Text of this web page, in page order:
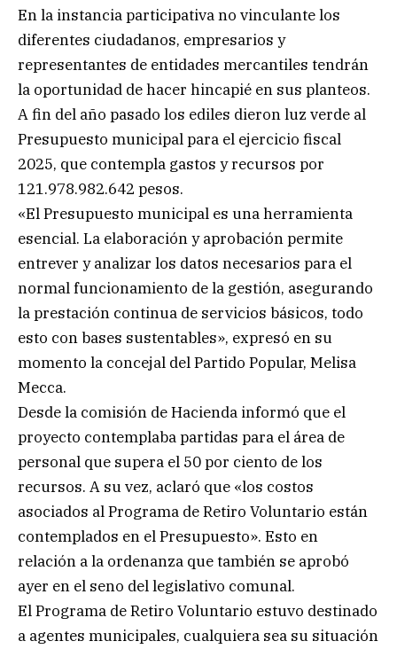
En la instancia participativa no vinculante los
diferentes ciudadanos, empresarios y
representantes de entidades mercantiles tendrán
la oportunidad de hacer hincapié en sus planteos.
A fin del año pasado los ediles dieron luz verde al
Presupuesto municipal para el ejercicio fiscal
2025, que contempla gastos y recursos por
121.978.982.642 pesos.
«El Presupuesto municipal es una herramienta
esencial. La elaboración y aprobación permite
entrever y analizar los datos necesarios para el
normal funcionamiento de la gestión, asegurando
la prestación continua de servicios básicos, todo
esto con bases sustentables», expresó en su
momento la concejal del Partido Popular, Melisa
Mecca.
Desde la comisión de Hacienda informó que el
proyecto contemplaba partidas para el área de
personal que supera el 50 por ciento de los
recursos. A su vez, aclaró que «los costos
asociados al Programa de Retiro Voluntario están
contemplados en el Presupuesto». Esto en
relación a la ordenanza que también se aprobó
ayer en el seno del legislativo comunal.
El Programa de Retiro Voluntario estuvo destinado
a agentes municipales, cualquiera sea su situación